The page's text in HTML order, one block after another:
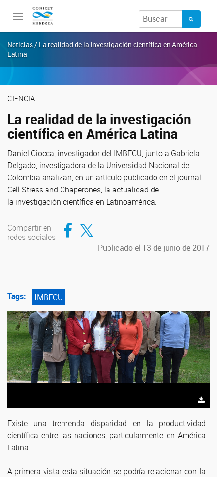
Toggle
navigation
Noticias / La realidad de la investigación científica en América
Latina
CIENCIA
La realidad de la investigación
científica en América Latina
Daniel Ciocca, investigador del IMBECU, junto a Gabriela
Delgado, investigadora de la Universidad Nacional de
Colombia analizan, en un artículo publicado en el journal
Cell Stress and Chaperones, la actualidad de
la investigación científica en Latinoamérica.
Compartir en
redes sociales
Compartir en Facebook
Compartir en Twitter
Publicado el 13 de junio de 2017
Tags: IMBECU
Existe una tremenda disparidad en la productividad
científica entre las naciones, particularmente en América
Latina.
A primera vista esta situación se podría relacionar con la